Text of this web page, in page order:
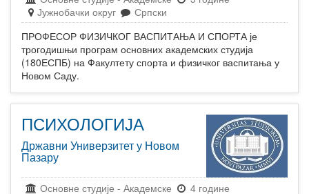
Јужнобачки округ
Српски
ПРОФЕСОР ФИЗИЧКОГ ВАСПИТАЊА И СПОРТА је
трогодишњи програм основних академских студија
(180ЕСПБ) на Факултету спорта и физичког васпитања у
Новом Саду.
ПСИХОЛОГИЈА
Државни Универзитет у Новом
Пазару
Основне студије - Академске
4 године